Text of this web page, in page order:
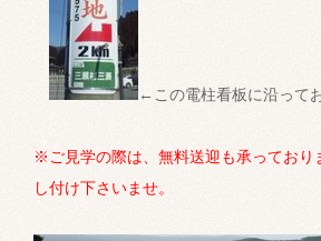
←この電柱看板に沿って
※ご見学の際は、無料送迎も承っており
し付け下さいませ。